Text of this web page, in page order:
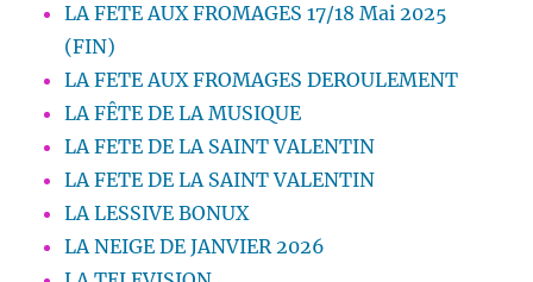
LA FETE AUX FROMAGES 17/18 Mai 2025
(FIN)
LA FETE AUX FROMAGES DEROULEMENT
LA FÊTE DE LA MUSIQUE
LA FETE DE LA SAINT VALENTIN
LA FETE DE LA SAINT VALENTIN
LA LESSIVE BONUX
LA NEIGE DE JANVIER 2026